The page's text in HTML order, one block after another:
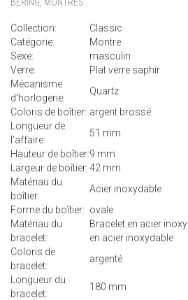
Collection:
Classic
Catégorie:
Montre
Sexe:
masculin
Verre:
Plat verre saphir
Mécanisme
d’horlogerie:
Quartz
Coloris de boîtier: argent brossé
Longueur de
l’affaire:
51 mm
Hauteur de boîtier:9 mm
Largeur de boîtier:42 mm
Matériau du
boîtier:
Acier inoxydable
Forme du boîtier: ovale
Matériau du
bracelet:
Bracelet en acier
en acier inoxydable
Coloris de
bracelet:
argenté
Longueur du
bracelet:
180 mm